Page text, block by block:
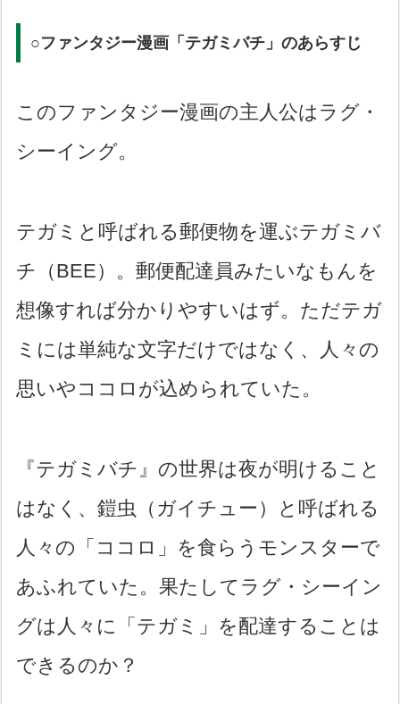
○ファンタジー漫画「テガミバチ」のあらすじ
このファンタジー漫画の主人公はラグ・
シーイング。
テガミと呼ばれる郵便物を運ぶテガミバ
チ（BEE）。郵便配達員みたいなもんを
想像すれば分かりやすいはず。ただテガ
ミには単純な文字だけではなく、人々の
思いやココロが込められていた。
『テガミバチ』の世界は夜が明けること
はなく、鎧虫（ガイチュー）と呼ばれる
人々の「ココロ」を食らうモンスターで
あふれていた。果たしてラグ・シーイン
グは人々に「テガミ」を配達することは
できるのか？